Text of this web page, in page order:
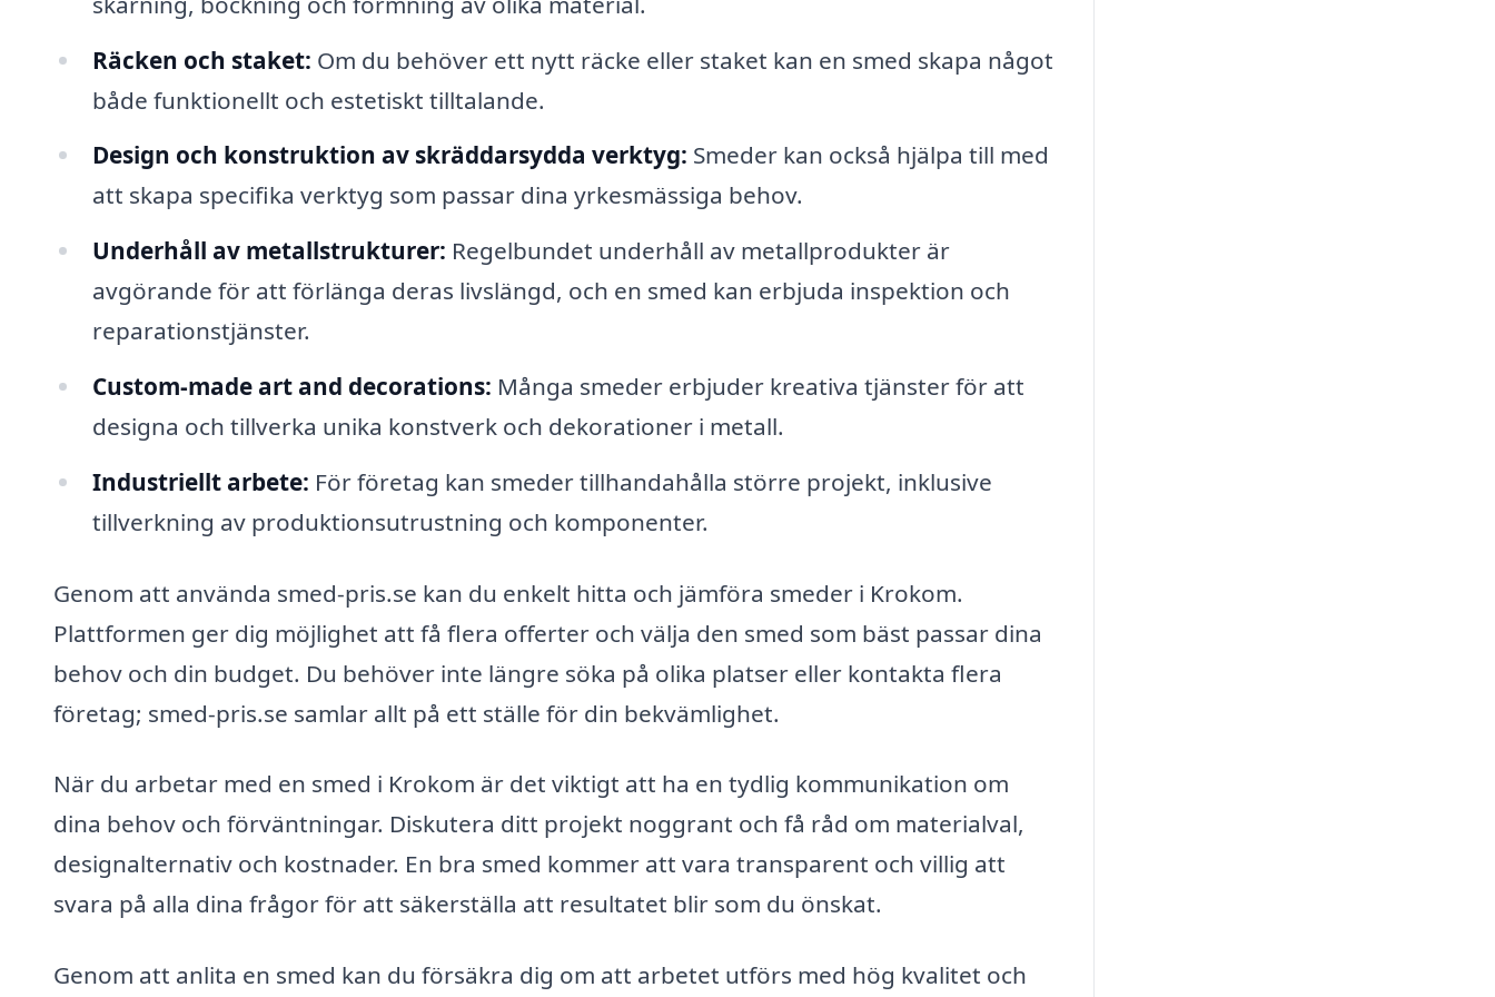
Räcken och staket: Om du behöver ett nytt räcke eller staket kan en smed skapa något
både funktionellt och estetiskt tilltalande.
Design och konstruktion av skräddarsydda verktyg: Smeder kan också hjälpa till med
att skapa specifika verktyg som passar dina yrkesmässiga behov.
Underhåll av metallstrukturer: Regelbundet underhåll av metallprodukter är
avgörande för att förlänga deras livslängd, och en smed kan erbjuda inspektion och
reparationstjänster.
Custom-made art and decorations: Många smeder erbjuder kreativa tjänster för att
designa och tillverka unika konstverk och dekorationer i metall.
Industriellt arbete: För företag kan smeder tillhandahålla större projekt, inklusive
tillverkning av produktionsutrustning och komponenter.
Genom att använda smed-pris.se kan du enkelt hitta och jämföra smeder i Krokom.
Plattformen ger dig möjlighet att få flera offerter och välja den smed som bäst passar dina
behov och din budget. Du behöver inte längre söka på olika platser eller kontakta flera
företag; smed-pris.se samlar allt på ett ställe för din bekvämlighet.
När du arbetar med en smed i Krokom är det viktigt att ha en tydlig kommunikation om
dina behov och förväntningar. Diskutera ditt projekt noggrant och få råd om materialval,
designalternativ och kostnader. En bra smed kommer att vara transparent och villig att
svara på alla dina frågor för att säkerställa att resultatet blir som du önskat.
Genom att anlita en smed kan du försäkra dig om att arbetet utförs med hög kvalitet och